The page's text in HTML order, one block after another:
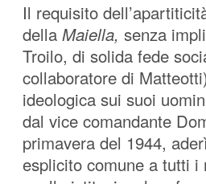
Il requisito
della Maiella, senza
Troilo, di solida fede
collaboratore di
ideologica sui suoi
dal vice comandante
primavera del 1944,
esplicito comune a tutti i